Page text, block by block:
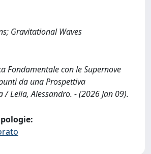
Gravitational Waves
Fondamentale con le Supernove
da una Prospettiva
/ Lella, Alessandro. - (2026 Jan 09).